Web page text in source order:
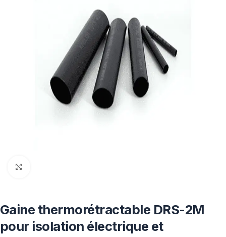
Gaine thermorétractable DRS-2M
pour isolation électrique et